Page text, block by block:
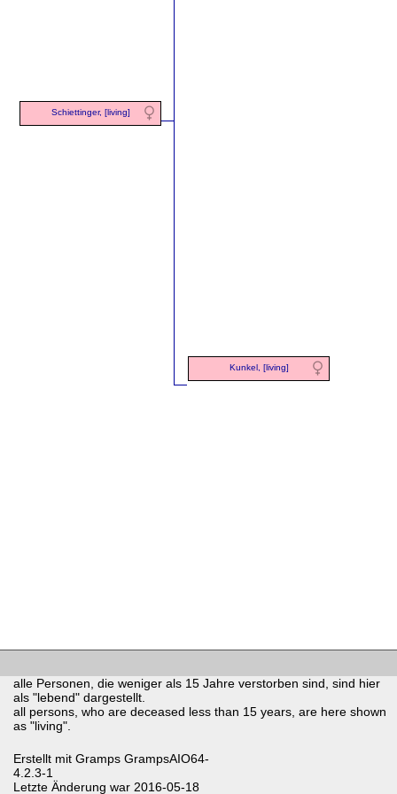
Schiettinger, [living]
Kunkel, [living]
alle Personen, die weniger als 15 Jahre verstorben sind, sind hier
als "lebend" dargestellt.
all persons, who are deceased less than 15 years, are here shown
as "living".
Erstellt mit Gramps GrampsAIO64-
4.2.3-1
Letzte Änderung war 2016-05-18